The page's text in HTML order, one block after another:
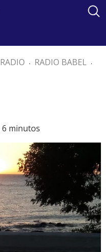
RADIO . RADIO BABEL .
6 minutos